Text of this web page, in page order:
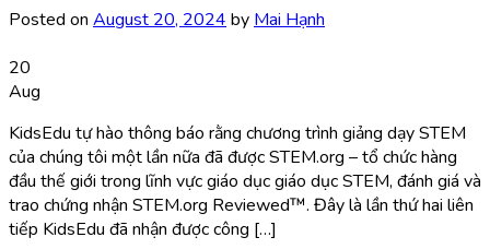
Posted on August 20, 2024 by Mai Hạnh
20
Aug
KidsEdu tự hào thông báo rằng chương trình giảng dạy STEM
của chúng tôi một lần nữa đã được STEM.org – tổ chức hàng
đầu thế giới trong lĩnh vực giáo dục giáo dục STEM, đánh giá và
trao chứng nhận STEM.org Reviewed™. Đây là lần thứ hai liên
tiếp KidsEdu đã nhận được công […]